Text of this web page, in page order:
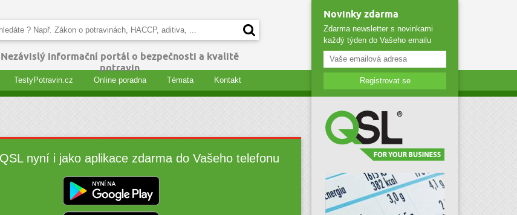
Nezávislý informační portál o bezpečnosti a kvalitě
potravin
TestyPotravin.cz Online poradna Témata Kontakt
nyní i jako aplikace zdarma do Vašeho telefonu
Novinky zdarma
Zdarma newsletter s novinkami
každý týden do Vašeho emailu
Registrovat se